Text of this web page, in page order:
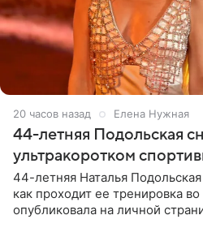
20 часов назад Елена Нужная
44-летняя Подольская
ультракоротком
44-летняя Наталья
как проходит ее тренировка
опубликовала на личной